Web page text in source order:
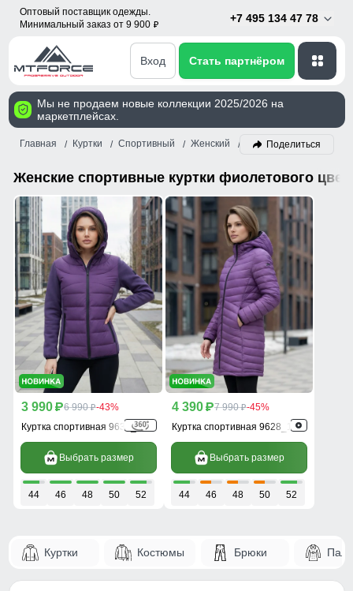
Оптовый поставщик одежды.
Минимальный заказ от 9 900 p
+7 495 134 47 78
Вход Стать партнёром
Мы не продаем новые коллекции 2025/2026 на
маркетплейсах.
Главная Куртки Спортивный Женский Фиолетовый
Поделиться
Женские спортивные куртки фиолетового
3 990 p6 990 p-43%
Куртка спортивная 9630_1F
Выбрать размер
44 46 48 50 52
4 390 p7 990 p-45%
Куртка спортивная 9628_1F
Выбрать размер
44 46 48 50 52
Куртки Костюмы Брюки